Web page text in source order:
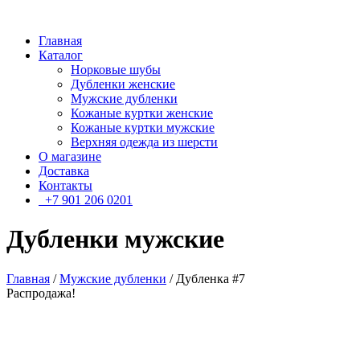
Главная
Каталог
Норковые шубы
Дубленки женские
Мужские дубленки
Кожаные куртки женские
Кожаные куртки мужские
Верхняя одежда из шерсти
О магазине
Доставка
Контакты
+7 901 206 0201
Дубленки мужские
Главная /Мужские дубленки / Дубленка #7
Распродажа!